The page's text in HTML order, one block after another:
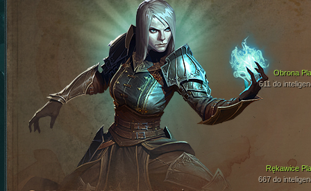
Rękawice
667 do
Obrona
611 do